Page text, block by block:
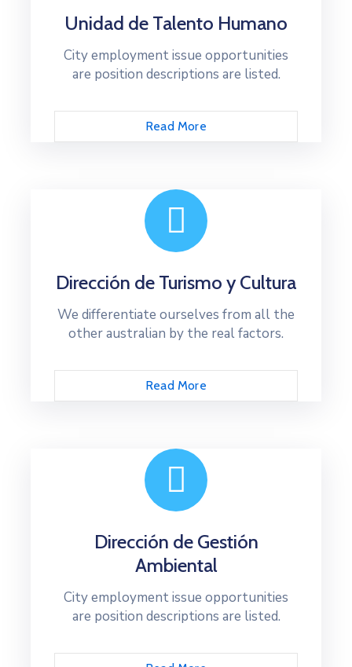
Unidad de Talento Humano
City employment issue opportunities
are position descriptions are listed.
Read More
Dirección de Turismo y Cultura
We differentiate ourselves from all the
other australian by the real factors.
Read More
Dirección de Gestión
Ambiental
City employment issue opportunities
are position descriptions are listed.